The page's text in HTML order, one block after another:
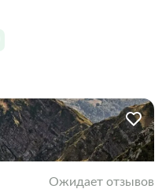
Ожидает отзывов